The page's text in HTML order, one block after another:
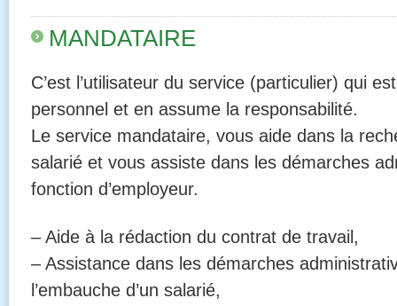
MANDATAIRE
C’est l’utilisateur du service (particulier) qui
personnel et en assume la responsabilité.
Le service mandataire, vous aide dans la
salarié et vous assiste dans les démarches
fonction d’employeur.
– Aide à la rédaction du contrat de travail,
– Assistance dans les démarches
l’embauche d’un salarié,